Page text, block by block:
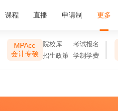
课程 直播 申请制 更多
MPAcc
会计专硕
院校库
考试报名
招生政策
学制学费